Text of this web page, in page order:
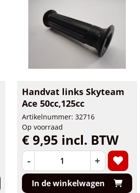
Handvat links Skyteam
Ace 50cc,125cc
Artikelnummer: 32716
Op voorraad
€ 9,95 incl. BTW
- +
In de winkelwagen